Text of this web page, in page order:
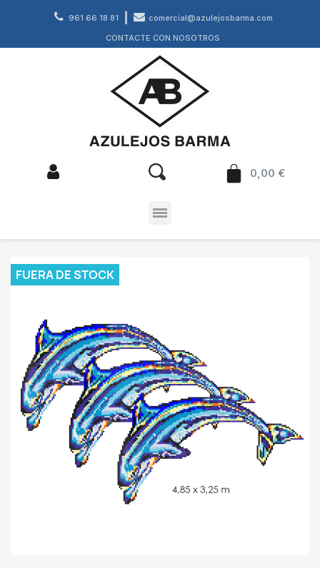
961 66 18 81 comercial@azulejosbarma.com
CONTACTE CON NOSOTROS
0,00 €
FUERA DE STOCK